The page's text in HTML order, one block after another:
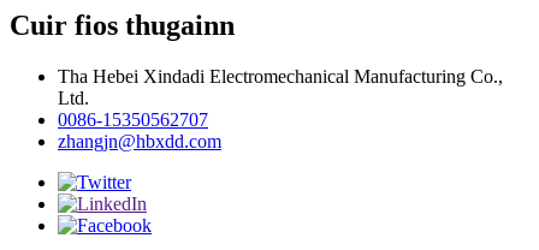
Cuir fios thugainn
Tha Hebei Xindadi Electromechanical Manufacturing Co.,
Ltd.
0086-15350562707
zhangjn@hbxdd.com